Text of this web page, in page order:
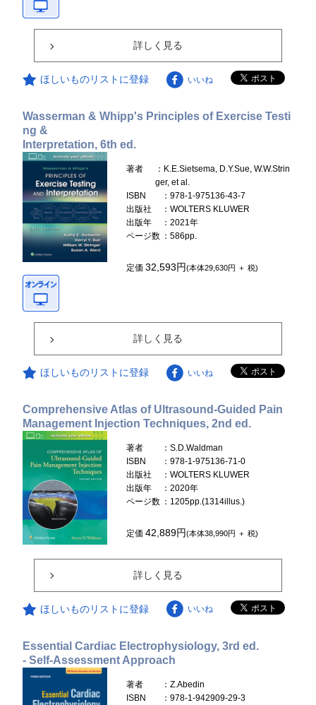
詳しく見る
ほしいものリストに登録 いいね
Wasserman & Whipp's Principles of Exercise Testi
ng &
Interpretation, 6th ed.
著者
：K.E.Sietsema, D.Y.Sue, W.W.Strin
ger, et al.
ISBN
：978-1-975136-43-7
出版社
：WOLTERS KLUWER
出版年
：2021年
ページ数 ：586pp.
定価32,593円(本体29,630円 ＋ 税)
詳しく見る
ほしいものリストに登録 いいね
Comprehensive Atlas of Ultrasound-Guided Pain
Management Injection Techniques, 2nd ed.
著者
：S.D.Waldman
ISBN
：978-1-975136-71-0
出版社
：WOLTERS KLUWER
出版年
：2020年
ページ数 ：1205pp.(1314illus.)
定価42,889円(本体38,990円 ＋ 税)
詳しく見る
ほしいものリストに登録 いいね
Essential Cardiac Electrophysiology, 3rd ed.
- Self-Assessment Approach
著者
：Z.Abedin
ISBN
：978-1-942909-29-3